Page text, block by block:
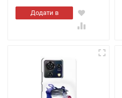
Додати в
кошик